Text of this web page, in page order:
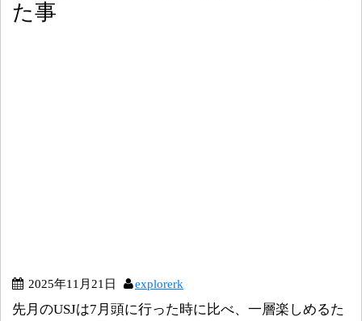
た事
2025年11月21日 explorerk
先月のUSJは7月頭に行った時に比べ、一層楽しめるた